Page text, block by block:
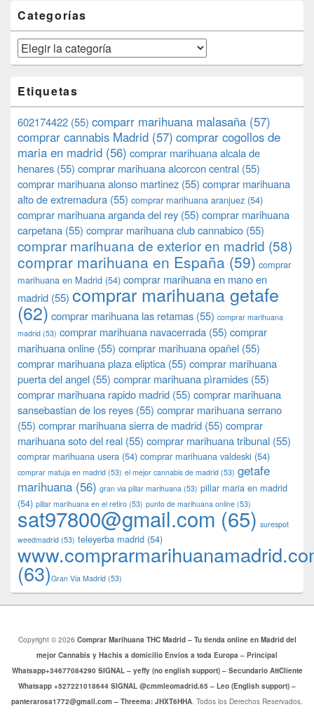
Categorías
Categorías
Etiquetas
602174422 (55) comparr marihuana malasaña (57)
comprar cannabis Madrid (57) comprar cogollos de
maria en madrid (56) comprar marihuana alcala de
henares (55) comprar marihuana alcorcon central (55)
comprar marihuana alonso martinez (55) comprar marihuana
alto de extremadura (55) comprar marihuana aranjuez (54)
comprar marihuana arganda del rey (55) comprar marihuana
carpetana (55) comprar marihuana club cannabico (55)
comprar marihuana de exterior en madrid (58)
comprar marihuana en España (59) comprar
marihuana en Madrid (54) comprar marihuana en mano en
madrid (55) comprar marihuana getafe
(62) comprar marihuana las retamas (55) comprar marihuana
madrid (53) comprar marihuana navacerrada (55) comprar
marihuana online (55) comprar marihuana opañel (55)
comprar marihuana plaza eliptica (55) comprar marihuana
puerta del angel (55) comprar marihuana pìramides (55)
comprar marihuana rapido madrid (55) comprar marihuana
sansebastian de los reyes (55) comprar marihuana serrano
(55) comprar marihuana sierra de madrid (55) comprar
marihuana soto del real (55) comprar marihuana tribunal (55)
comprar marihuana usera (54) comprar marihuana valdeski (54)
comprar matuja en madrid (53) el mejor cannabis de madrid (53) getafe
marihuana (56) gran via pillar marihuana (53) pillar maria en madrid
(54) pillar marihuana en el retiro (53) punto de marihuana online (53)
sat97800@gmail.com (65) surespot
weedmadrid (53) teleyerba madrid (54)
(63)​​Gran Via Madrid (53)
Copyright © 2026 Comprar Marihuana THC Madrid – Tu tienda online en Madrid del
mejor Cannabis y Hachis a domicilio Envios a toda Europa – Principal
Whatsapp+34677084290 SIGNAL – yeffy (no english support) – Secundario AttCliente
Whatsapp +527221018644 SIGNAL @cmmleomadrid.65 – Leo (English support) –
panterarosa1772@gmail.com – Threema: JHXT6HHA. Todos los Derechos Reservados.